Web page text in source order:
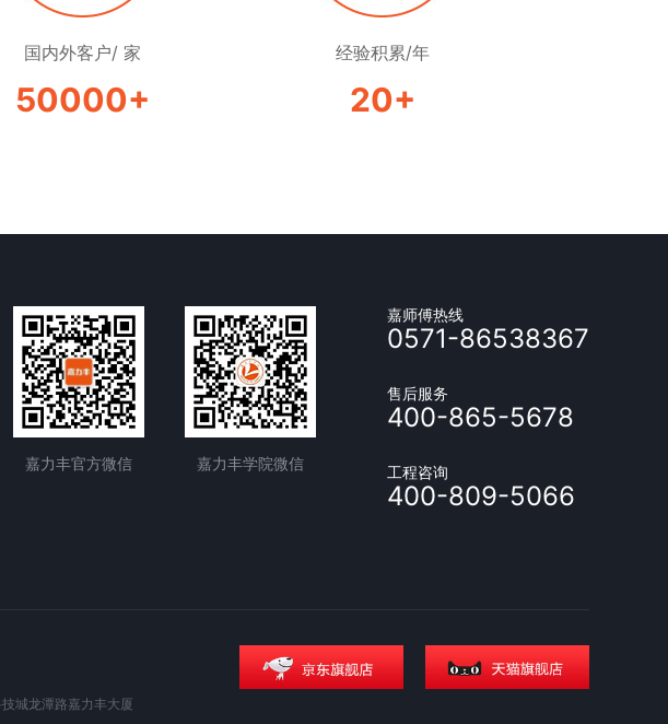
国内外客户/ 家
50000+
经验积累/年
20+
嘉力丰官方微信 嘉力丰学院微信
嘉师傅热线
0571-86538367
售后服务
400-865-5678
工程咨询
400-809-5066
城龙潭路嘉力丰大厦